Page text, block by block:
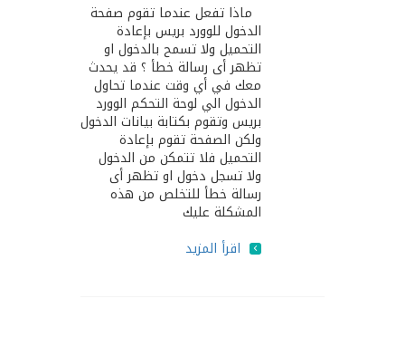
ماذا تفعل عندما تقوم صفحة
الدخول للوورد بريس بإعادة
التحميل ولا تسمح بالدخول او
تظهر أى رسالة خطأ ؟ قد يحدث
معك في أي وقت عندما تحاول
الدخول الي لوحة التحكم الوورد
بريس وتقوم بكتابة بيانات الدخول
ولكن الصفحة تقوم بإعادة
التحميل فلا تتمكن من الدخول
ولا تسجل دخول او تظهر أى
رسالة خطأ للتخلص من هذه
المشكلة عليك
اقرأ المزيد